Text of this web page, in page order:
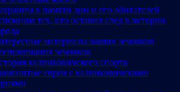
в памяти дом и его обитателей
тех, кто оставил след в истории
материалы наших земляков
земляков
калинковичского спорта
евреи с калинковичскими